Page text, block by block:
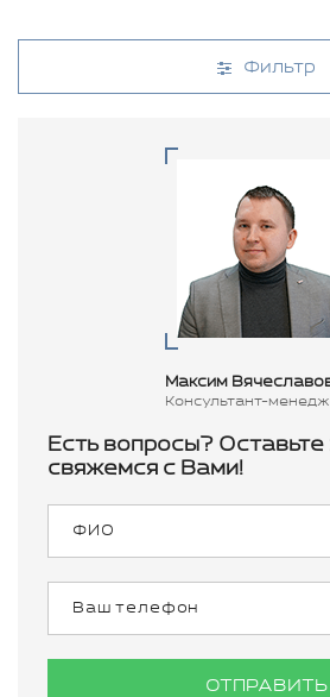
Фильтр
Максим
Консультант-
Есть вопросы? Оставьте
свяжемся с Вами!
ОТПРАВИТЬ